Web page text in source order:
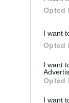
Opted
I want
Opted
I want
Opted
I want
Pedro
en un
en España.
sobre